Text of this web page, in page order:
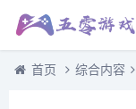
首页 综合内容